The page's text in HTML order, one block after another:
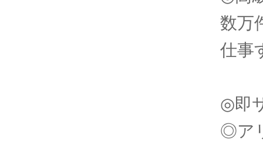
数万
仕事
◎即
◎ア